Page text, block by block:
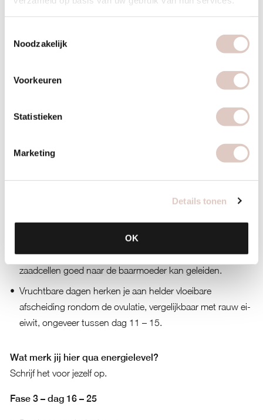
Noodzakelijk
Voorkeuren
Statistieken
Marketing
Details tonen
OK
gemiddeld rond dag 28.
fases (zie afbeelding 2).
Baarmoederslijmvlies is opgebouwd en wordt afgestoten,
Er start een nieuwe cyclus door de follikels die gaan rijpen.
Oestrogeen zorgt dat baarmoederslijmvlies eventuele
zaadcellen goed naar de baarmoeder kan geleiden.
Vruchtbare dagen herken je aan helder vloeibare
afscheiding rondom de ovulatie, vergelijkbaar met rauw ei-
eiwit, ongeveer tussen dag 11 – 15.
Wat merk jij hier qua energielevel?
Schrijf het voor jezelf op.
Fase 3 – dag 16 – 25